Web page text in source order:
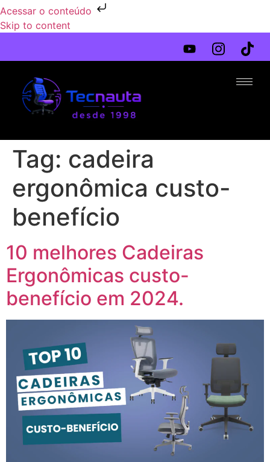
Acessar o conteúdo
Skip to content
Tag: cadeira
ergonômica custo-
benefício
10 melhores Cadeiras
Ergonômicas custo-
benefício em 2024.